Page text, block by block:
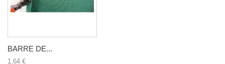
BARRE DE...
1,64 €